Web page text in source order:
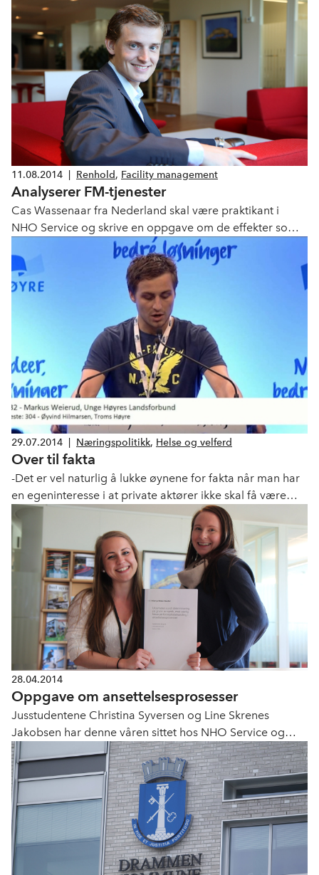
konkurransegrunnlaget, bedre avklaringsregime, samt
færre obligatoriske avvisningsregler.
11.08.2014 Renhold, Facility management
Analyserer FM-tjenester
Cas Wassenaar fra Nederland skal være praktikant i
NHO Service og skrive en oppgave om de effekter som
fascility mangement kan ha innen helse og velferd i
kommune-Norge.
29.07.2014 Næringspolitikk, Helse og velferd
Over til fakta
-Det er vel naturlig å lukke øynene for fakta når man har
en egeninteresse i at private aktører ikke skal få være
med å bidra, skriver Markus Weierud, praktikant i NHO
Service i Klassekampen (24.07.14).
28.04.2014
Oppgave om ansettelsesprosesser
Jusstudentene Christina Syversen og Line Skrenes
Jakobsen har denne våren sittet hos NHO Service og
skrevet en oppgave om ansettelsesprosesser.